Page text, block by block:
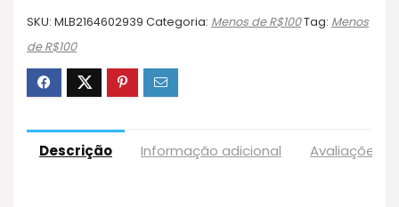
SKU: MLB2164602939 Categoria: Menos de R$100Tag: Menos
de R$100
Descrição Informação adicional Avaliações